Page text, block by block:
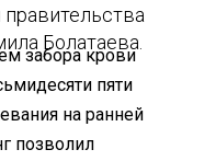
Болатаева.
забора крови
пяти
на ранней
позволил